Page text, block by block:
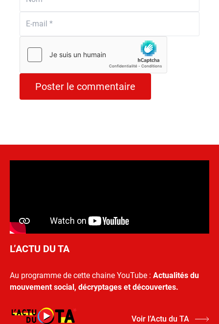
L’ACTU DU TA
Au programme de cette chaine YouTube : Actualités du
mouvement social, décryptages et découvertes.
Voir l’Actu du TA